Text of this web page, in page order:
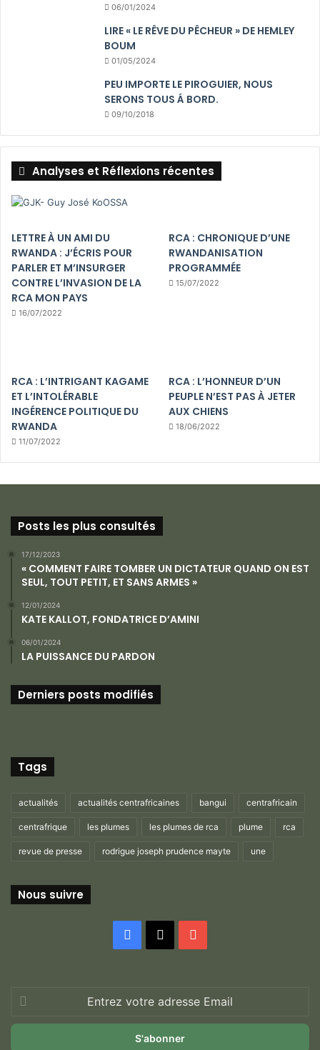
06/01/2024
LIRE « LE RÊVE DU PÊCHEUR » DE HEMLEY
BOUM
01/05/2024
PEU IMPORTE LE PIROGUIER, NOUS
SERONS TOUS Á BORD.
09/10/2018
Analyses et Réflexions récentes
LETTRE À UN AMI DU
RWANDA : J’ÉCRIS POUR
PARLER ET M’INSURGER
CONTRE L’INVASION DE LA
RCA MON PAYS
16/07/2022
RCA : CHRONIQUE D’UNE
RWANDANISATION
PROGRAMMÉE
15/07/2022
RCA : L’INTRIGANT KAGAME
ET L’INTOLÉRABLE
INGÉRENCE POLITIQUE DU
RWANDA
11/07/2022
RCA : L’HONNEUR D’UN
PEUPLE N’EST PAS À JETER
AUX CHIENS
18/06/2022
Posts les plus consultés
17/12/2023
« COMMENT FAIRE TOMBER UN DICTATEUR QUAND ON EST
SEUL, TOUT PETIT, ET SANS ARMES »
12/01/2024
KATE KALLOT, FONDATRICE D’AMINI
06/01/2024
LA PUISSANCE DU PARDON
Derniers posts modifiés
Tags
actualités actualités centrafricaines bangui centrafricain
centrafrique les plumes les plumes de rca plume rca
revue de presse rodrigue joseph prudence mayte une
Nous suivre
Facebook
votre
adresse